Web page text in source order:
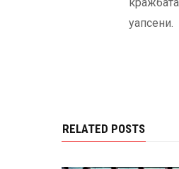
уапсени.
RELATED POSTS